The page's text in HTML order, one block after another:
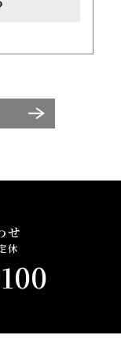
せ
休